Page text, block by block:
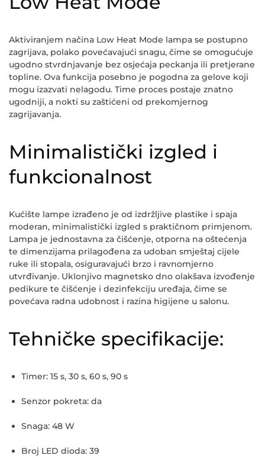
Aktiviranjem načina Low Heat Mode lampa se postupno
zagrijava, polako povećavajući snagu, čime se omogućuje
ugodno stvrdnjavanje bez osjećaja peckanja ili pretjerane
topline. Ova funkcija posebno je pogodna za gelove koji
mogu izazvati nelagodu. Time proces postaje znatno
ugodniji, a nokti su zaštićeni od prekomjernog
zagrijavanja.
Minimalistički izgled i
funkcionalnost
Kućište lampe izrađeno je od izdržljive plastike i spaja
moderan, minimalistički izgled s praktičnom primjenom.
Lampa je jednostavna za čišćenje, otporna na oštećenja
te dimenzijama prilagođena za udoban smještaj cijele
ruke ili stopala, osiguravajući brzo i ravnomjerno
utvrđivanje. Uklonjivo magnetsko dno olakšava izvođenje
pedikure te čišćenje i dezinfekciju uređaja, čime se
povećava radna udobnost i razina higijene u salonu.
Tehničke specifikacije:
Timer: 15 s, 30 s, 60 s, 90 s
Senzor pokreta: da
Snaga: 48 W
Broj LED dioda: 39